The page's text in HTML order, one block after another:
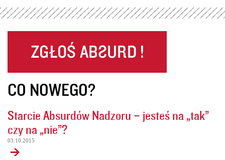
CO NOWEGO?
Starcie Absurdów Nadzoru – jesteś na „tak”
czy na „nie”?
03.10.2015